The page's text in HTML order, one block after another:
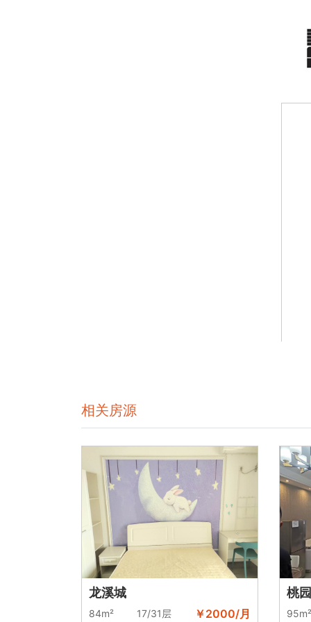
相关房源
龙溪城
84m² 17/31层 ￥2000/月
桃
95m²